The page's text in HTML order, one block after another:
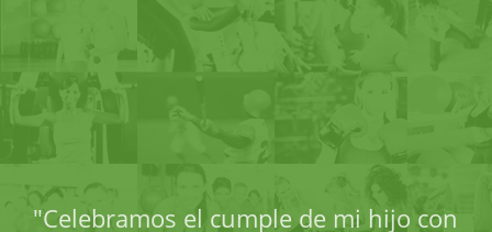
"Celebramos el cumple de mi hijo con